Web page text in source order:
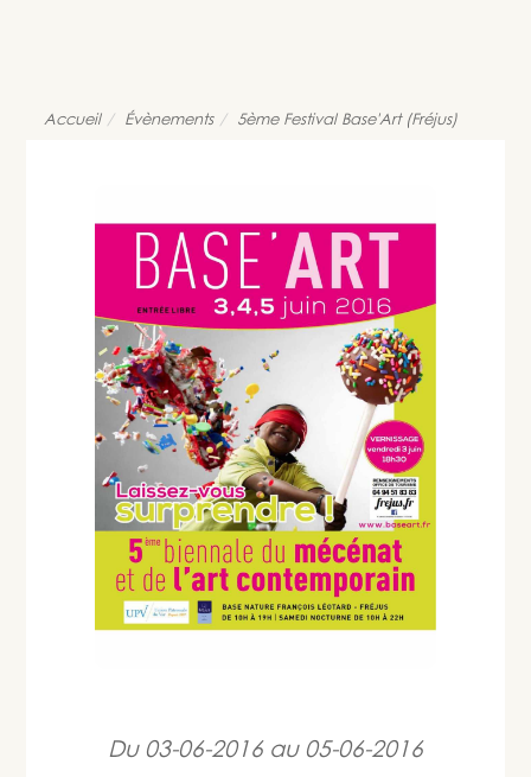
Accueil Évènements 5ème Festival Base'Art (Fréjus)
Du 03-06-2016 au 05-06-2016